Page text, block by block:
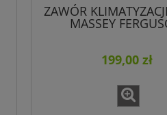
ZAWÓR
MASSEY
199,00 zł